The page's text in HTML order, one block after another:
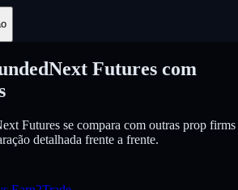
Futures com
Futures se compara com outras prop firms
detalhada frente a frente.